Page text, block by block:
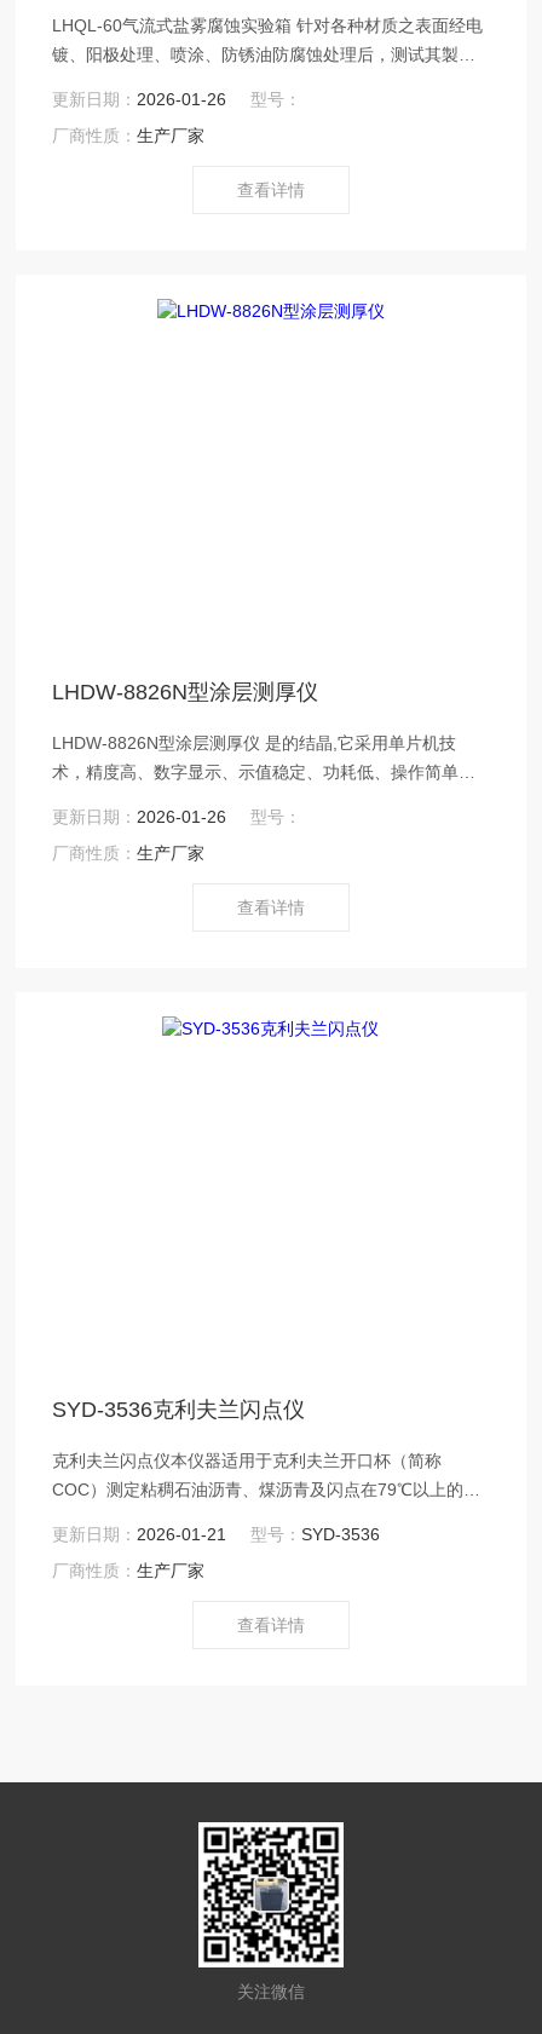
LHQL-60气流式盐雾腐蚀实验箱 针对各种材质之表面经电
镀、阳极处理、喷涂、防锈油防腐蚀处理后，测试其製品
更新日期： 2026-01-26
型号：
厂商性质：生产厂家
查看详情
LHDW-8826N型涂层测厚仪
LHDW-8826N型涂层测厚仪 是的结晶,它采用单片机技
术，精度高、数字显示、示值稳定、功耗低、操作简单方
且具有存储、读出、低电压指示、其性能达到当代国际同
类仪器的*水平。
更新日期： 2026-01-26
型号：
厂商性质：生产厂家
查看详情
SYD-3536克利夫兰闪点仪
克利夫兰闪点仪本仪器适用于克利夫兰开口杯（简称
COC）测定粘稠石油沥青、煤沥青及闪点在79℃以上的液
用。供应商沧州鑫科建仪销售部： ：www.xkjc126.com
更新日期： 2026-01-21 型号：SYD-3536
厂商性质：生产厂家
查看详情
关注微信